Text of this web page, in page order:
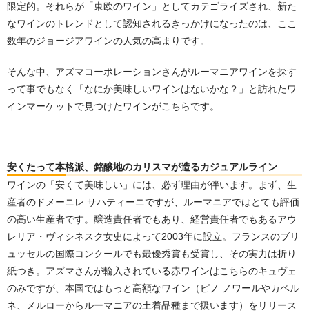
限定的。それらが「東欧のワイン」としてカテゴライズされ、新た
なワインのトレンドとして認知されるきっかけになったのは、ここ
数年のジョージアワインの人気の高まりです。
そんな中、アズマコーポレーションさんがルーマニアワインを探す
って事でもなく「なにか美味しいワインはないかな？」と訪れたワ
インマーケットで見つけたワインがこちらです。
安くたって本格派、銘醸地のカリスマが造るカジュアルライン
ワインの「安くて美味しい」には、必ず理由が伴います。まず、生
産者のドメーニレ サハティーニですが、ルーマニアではとても評価
の高い生産者です。醸造責任者でもあり、経営責任者でもあるアウ
レリア・ヴィシネスク女史によって2003年に設立。フランスのブリ
ュッセルの国際コンクールでも最優秀賞も受賞し、その実力は折り
紙つき。アズマさんが輸入されている赤ワインはこちらのキュヴェ
のみですが、本国ではもっと高額なワイン（ピノ ノワールやカベル
ネ、メルローからルーマニアの土着品種まで扱います）をリリース